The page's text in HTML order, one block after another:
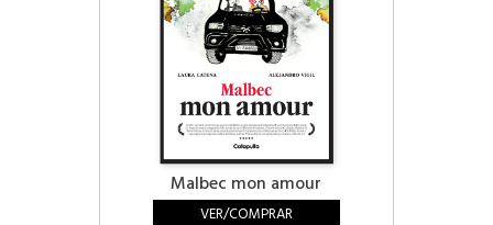
Malbec mon amour
VER/COMPRAR